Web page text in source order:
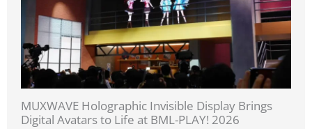
MUXWAVE Holographic Invisible Display Brings
Digital Avatars to Life at BML-PLAY! 2026